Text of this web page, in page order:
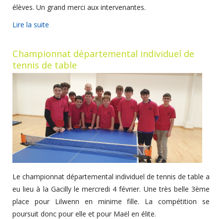
élèves. Un grand merci aux intervenantes.
Lire la suite
Championnat départemental individuel de
tennis de table
Le championnat départemental individuel de tennis de table a
eu lieu à la Gacilly le mercredi 4 février. Une très belle 3ème
place pour Lilwenn en minime fille. La compétition se
poursuit donc pour elle et pour Maël en élite.